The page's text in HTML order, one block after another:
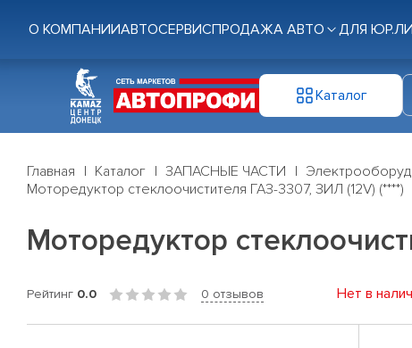
О КОМПАНИИАВТОСЕРВИСПРОДАЖА АВТО ДЛЯ
Каталог
Главная Каталог ЗАПАСНЫЕ ЧАСТИ
Моторедуктор стеклоочистителя ГАЗ-3307, ЗИЛ (12V) (****)
Моторедуктор
Рейтинг 0.0 0 отзывов Нет в